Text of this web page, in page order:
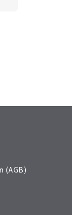
(AGB)